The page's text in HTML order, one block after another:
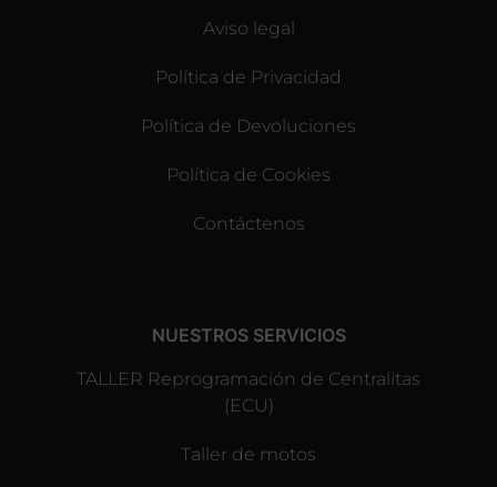
Aviso legal
Política de Privacidad
Política de Devoluciones
Política de Cookies
Contáctenos
NUESTROS SERVICIOS
TALLER Reprogramación de Centralitas
(ECU)
Taller de motos